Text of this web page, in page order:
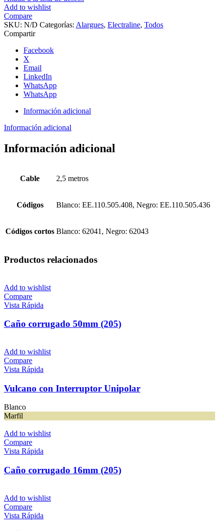
Add to wishlist
Compare
SKU: N/D Categorías: Alargues, Electraline, Todos
Compartir
Facebook
X
Email
LinkedIn
WhatsApp
WhatsApp
Información adicional
Información adicional
Información adicional
Cable 2,5 metros
Códigos Blanco: EE.110.505.408, Negro: EE.110.505.436
Códigos cortos Blanco: 62041, Negro: 62043
Productos relacionados
Add to wishlist
Compare
Vista Rápida
Caño corrugado 50mm (205)
Add to wishlist
Compare
Vista Rápida
Vulcano con Interruptor Unipolar
Blanco
Marfil
Add to wishlist
Compare
Vista Rápida
Caño corrugado 16mm (205)
Add to wishlist
Compare
Vista Rápida